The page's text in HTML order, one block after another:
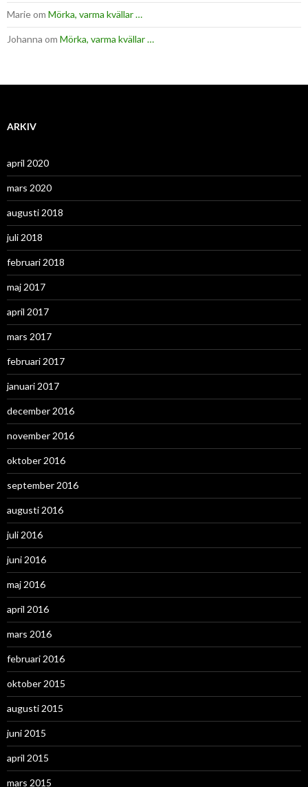
Marieom Mörka, varma kvällar …
Johanna om Mörka, varma kvällar …
ARKIV
april 2020
mars 2020
augusti 2018
juli 2018
februari 2018
maj 2017
april 2017
mars 2017
februari 2017
januari 2017
december 2016
november 2016
oktober 2016
september 2016
augusti 2016
juli 2016
juni 2016
maj 2016
april 2016
mars 2016
februari 2016
oktober 2015
augusti 2015
juni 2015
april 2015
mars 2015